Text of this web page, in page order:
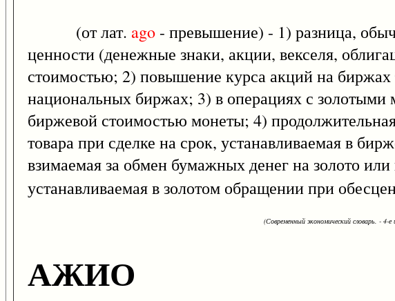
(от лат. ago - превышение) - 1) разница,
ценности (денежные знаки, акции, векселя,
стоимостью; 2) повышение курса акций на
национальных биржах; 3) в операциях с
биржевой стоимостью монеты; 4)
товара при сделке на срок, устанавливаемая в
взимаемая за обмен бумажных денег на золото
устанавливаемая в золотом обращении при
(Современный экономический словарь. -
АЖИО